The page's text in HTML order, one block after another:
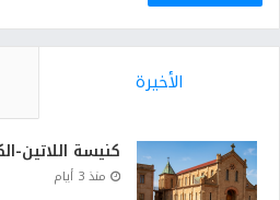
الأخيرة
كنيسة اللاتين-
منذ 3 أيام